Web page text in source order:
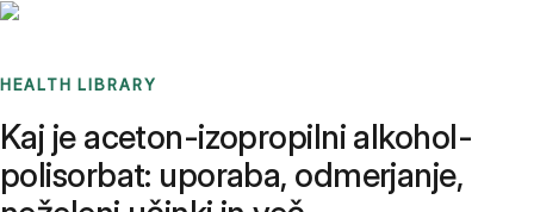
HEALTH LIBRARY
Kaj je aceton-izopropilni alkohol-
polisorbat: uporaba, odmerjanje,